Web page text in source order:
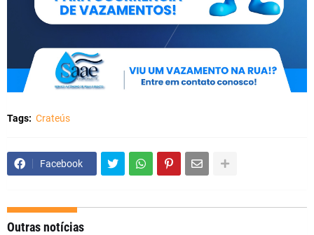
Tags: Crateús
Facebook
Outras notícias